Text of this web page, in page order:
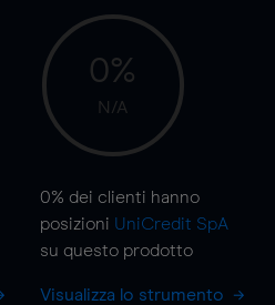
0%
N/A
0% dei clienti hanno
posizioni UniCredit SpA
su questo prodotto
Visualizza lo strumento